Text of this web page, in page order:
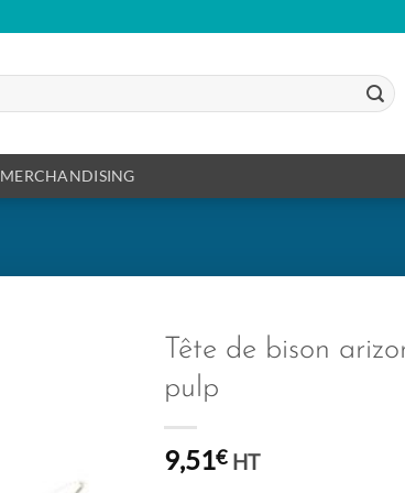
MERCHANDISING
Tête de bison
pulp
9,51€ HT